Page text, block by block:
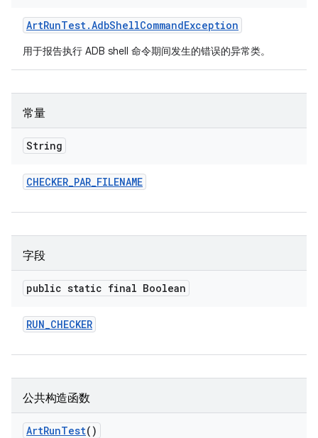
ArtRunTest.AdbShellCommandException
用于报告执行 ADB shell 命令期间发生的错误的异常类。
常量
String
CHECKER_PAR_FILENAME
字段
public static final Boolean
RUN_CHECKER
公共构造函数
ArtRunTest()